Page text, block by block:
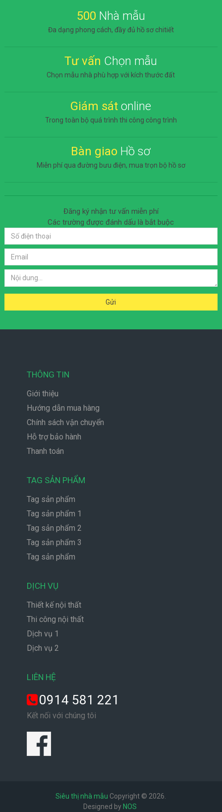
500 Nhà mẫu
Đa dạng phong cách, đầy đủ hồ sơ chitiết
Tư vấn Chọn mẫu
Chọn mẫu nhà phù hợp với kích thước đất
Giám sát online
Trong toàn bộ quá trình thi công công trình
Bàn giao Hồ sơ
Miễn phí qua đường bưu điện, mua trọn bộ hồ sơ
Đăng ký nhận tư vấn miễn phí
Các trường được đánh dấulà bắt buộc
THÔNG TIN
Giới thiệu
Hướng dẫn mua hàng
Chính sách vận chuyển
Hỗ trợ bảo hành
Thanh toán
TAG SẢN PHẨM
Tag sản phẩm
Tag sản phẩm 1
Tag sản phẩm 2
Tag sản phẩm 3
Tag sản phẩm
DỊCH VỤ
Thiết kế nội thất
Thi công nội thất
Dịch vụ 1
Dịch vụ 2
LIÊN HỆ
0914 581 221
Kết nối với chúng tôi
Siêu thị nhà mẫu Copyright © 2026.
Designed by NOS